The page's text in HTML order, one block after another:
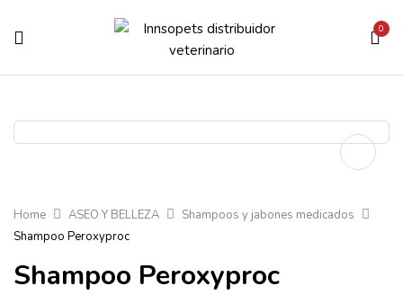
0
Home ASEO Y BELLEZA
Shampoos y jabones medicados
Shampoo Peroxyproc
Shampoo Peroxyproc